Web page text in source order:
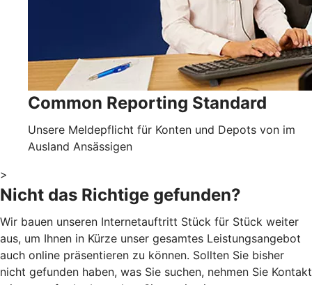
Common Reporting Standard
Unsere Meldepflicht für Konten und Depots von im
Ausland Ansässigen
>
Nicht das Richtige gefunden?
Wir bauen unseren Internetauftritt Stück für Stück weiter
aus, um Ihnen in Kürze unser gesamtes Leistungsangebot
auch online präsentieren zu können. Sollten Sie bisher
nicht gefunden haben, was Sie suchen, nehmen Sie Kontakt